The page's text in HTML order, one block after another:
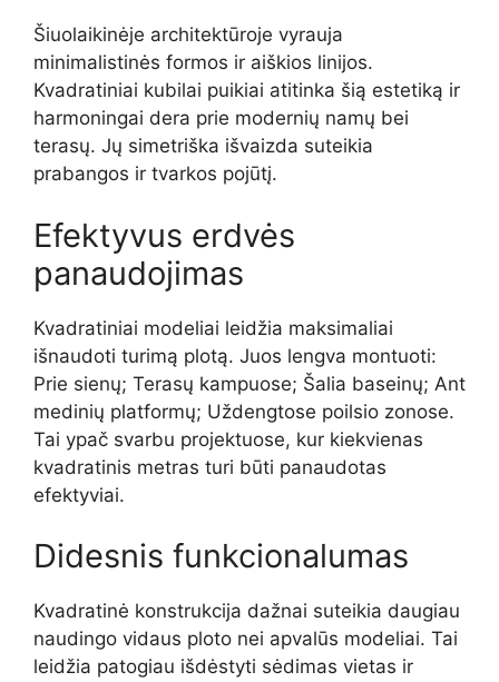
Šiuolaikinėje architektūroje vyrauja
minimalistinės formos ir aiškios linijos.
Kvadratiniai kubilai puikiai atitinka šią estetiką ir
harmoningai dera prie modernių namų bei
terasų. Jų simetriška išvaizda suteikia
prabangos ir tvarkos pojūtį.
Efektyvus erdvės
panaudojimas
Kvadratiniai modeliai leidžia maksimaliai
išnaudoti turimą plotą. Juos lengva montuoti:
Prie sienų; Terasų kampuose; Šalia baseinų; Ant
medinių platformų; Uždengtose poilsio zonose.
Tai ypač svarbu projektuose, kur kiekvienas
kvadratinis metras turi būti panaudotas
efektyviai.
Didesnis funkcionalumas
Kvadratinė konstrukcija dažnai suteikia daugiau
naudingo vidaus ploto nei apvalūs modeliai. Tai
leidžia patogiau išdėstyti sėdimas vietas ir